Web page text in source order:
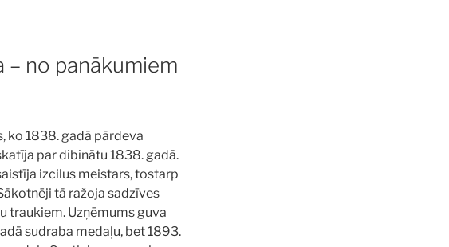
– no panākumiem
ko 1838. gadā pārdeva
par dibinātu 1838. gadā.
izcilus meistars, tostarp
tā ražoja sadzīves
traukiem. Uzņēmums guva
sudraba medaļu, bet 1893.